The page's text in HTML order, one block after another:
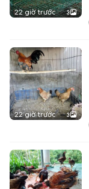
22 giờ trước 3
22 giờ trước 3